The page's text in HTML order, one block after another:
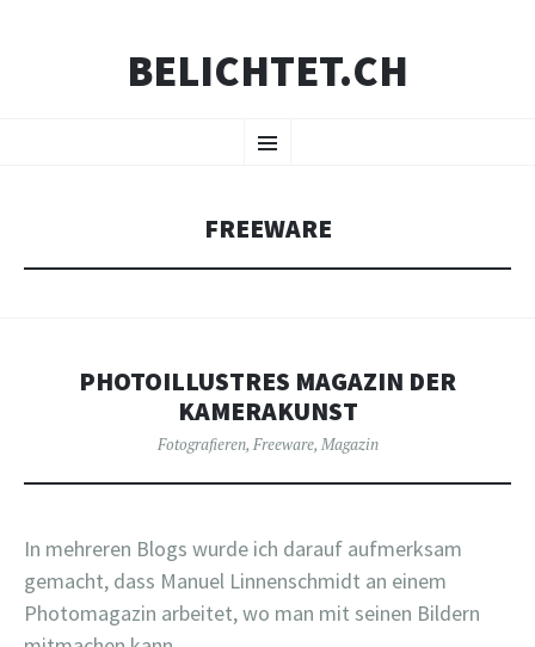
BELICHTET.CH
Menü
INHALT
FREEWARE
PHOTOILLUSTRES MAGAZIN DER
KAMERAKUNST
Fotografieren, Freeware, Magazin
In mehreren Blogs wurde ich darauf aufmerksam
gemacht, dass Manuel Linnenschmidt an einem
Photomagazin arbeitet, wo man mit seinen Bildern